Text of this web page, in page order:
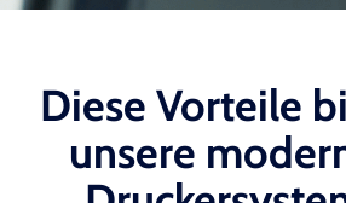
Diese Vorteile
unsere